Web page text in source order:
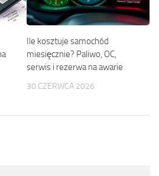
Ile kosztuje samochód
miesięcznie? Paliwo, OC,
serwis i rezerwa na awarie
30 CZERWCA 2026